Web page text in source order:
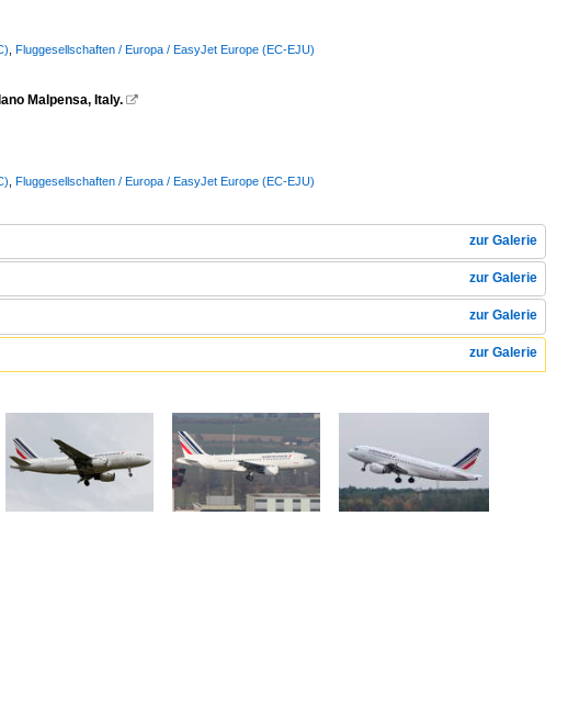
Fluggesellschaften / Europa / EasyJet Europe (EC-EJU)
Malpensa, Italy. 
Fluggesellschaften / Europa / EasyJet Europe (EC-EJU)
zur Galerie
zur Galerie
zur Galerie
zur Galerie